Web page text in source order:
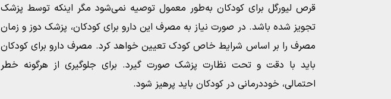
قرص لیورگل برای کودکان به‌طور معمول توصیه نمی‌شود مگر اینکه توسط پزشک
تجویز شده باشد. در صورت نیاز به مصرف این دارو برای کودکان، پزشک دوز و زمان
مصرف را بر اساس شرایط خاص کودک تعیین خواهد کرد. مصرف دارو برای کودکان
باید با دقت و تحت نظارت پزشک صورت گیرد. برای جلوگیری از هرگونه خطر
احتمالی، خوددرمانی در کودکان باید پرهیز شود.